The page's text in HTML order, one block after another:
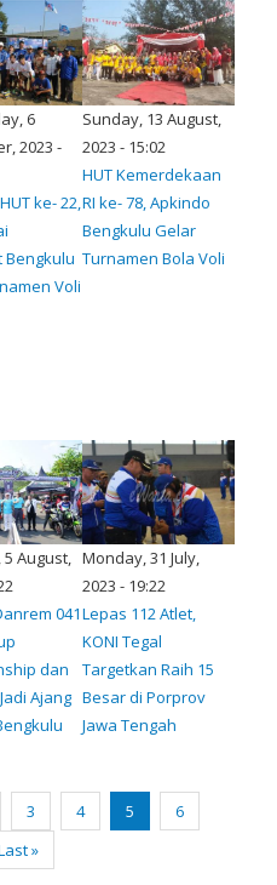
6
2023 -
ke- 22,
Bengkulu
Voli
Sunday, 13 August,
2023 - 15:02
HUT Kemerdekaan
RI ke- 78, Apkindo
Bengkulu Gelar
Turnamen Bola Voli
August,
041
dan
Ajang
Monday, 31 July,
2023 - 19:22
Lepas 112 Atlet,
KONI Tegal
Targetkan Raih 15
Besar di Porprov
Jawa Tengah
Page
3 Page
4
Current
page
5 Page
6
»